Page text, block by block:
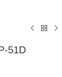
51D